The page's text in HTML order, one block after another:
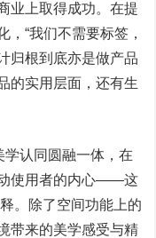
业上取得成功。在提
“我们不需要标签，
归根到底亦是做产品
的实用层面，还有生
认同圆融一体，在
使用者的内心——这
。除了空间功能上的
带来的美学感受与精